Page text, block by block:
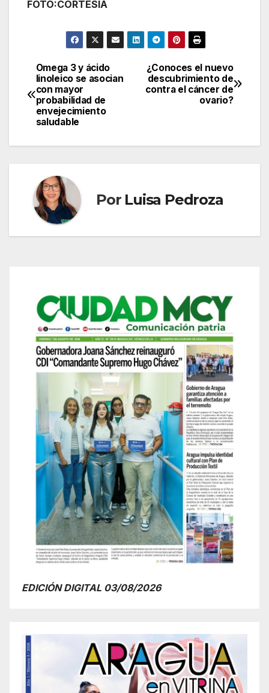
FOTO:CORTESIA
Navegación
de
entradas
¿Conoces el nuevo
descubrimiento de
contra el cáncer de
ovario?
Omega 3 y ácido
linoleico se asocian
con mayor
probabilidad de
envejecimiento
saludable
Por Luisa Pedroza
EDICIÓN DIGITAL 03/08/2026